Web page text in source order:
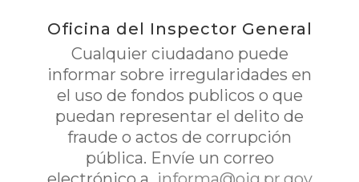
Oficina del Inspector General
Cualquier ciudadano puede
informar sobre irregularidades en
el uso de fondos publicos o que
puedan representar el delito de
fraude o actos de corrupción
pública. Envíe un correo